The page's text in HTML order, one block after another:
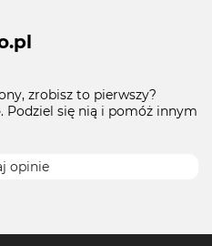
zrobisz to pierwszy?
. Podziel się nią i pomóż innym
opinie